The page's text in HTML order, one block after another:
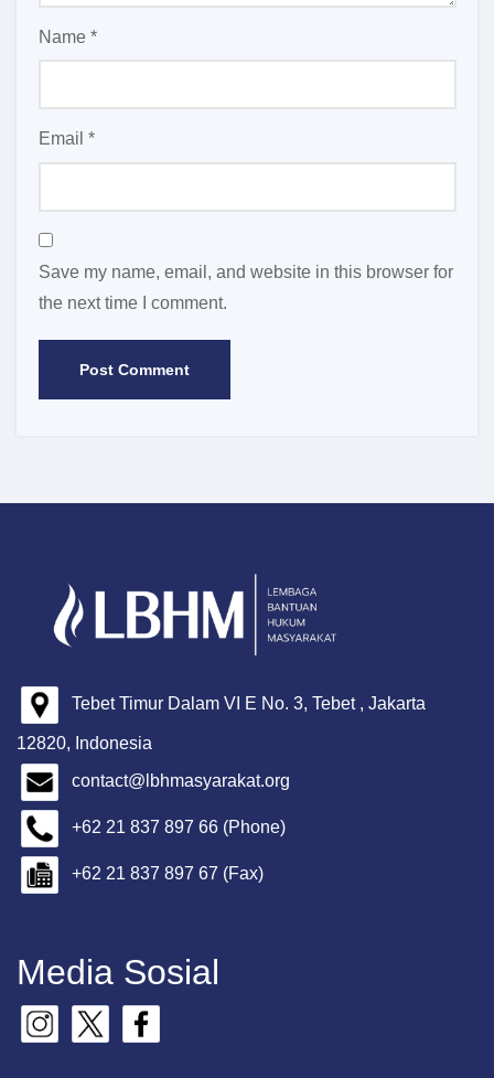
Name *
Email *
Save my name, email, and website in this browser for
the next time I comment.
Tebet Timur Dalam VI E No. 3, Tebet , Jakarta
12820, Indonesia
contact@lbhmasyarakat.org
+62 21 837 897 66 (Phone)
+62 21 837 897 67 (Fax)
Media Sosial